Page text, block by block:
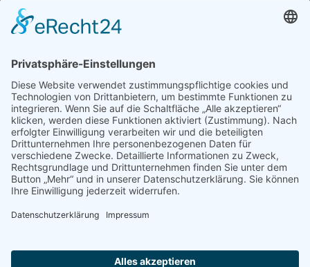
Examensarbeit: Die Entwicklung eines Schullogos für die Gudewill-
Schule Thedinghausen 2012.
Arbeit(Achtung: 13 MB)
Anschrift
Oberschule Thedinghausen
Jahnstraße 9
27321 Thedinghausen
Kontaktdaten
Telefon: 0 42 04 - 91 46 0
Telefax: 0 42 04 - 91 46 66